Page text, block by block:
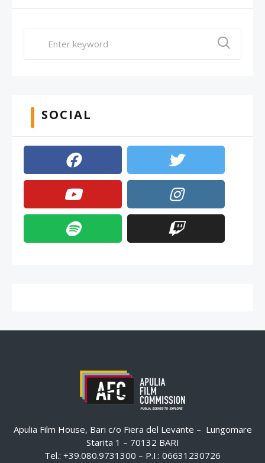
SOCIAL
Apulia Film House, Bari c/o Fiera del Levante – Lungomare
Starita 1 – 70132 BARI
Tel.: +39.080.9731300 – P.I.: 06631230726